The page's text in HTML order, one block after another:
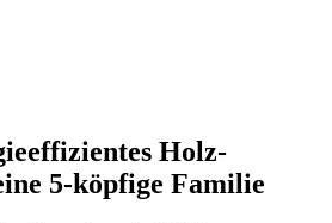
Holz-
5-köpfige Familie